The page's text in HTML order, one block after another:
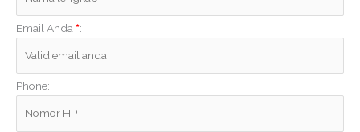
Email Anda *:
Phone: